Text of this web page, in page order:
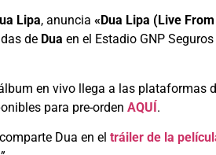
Lipa, anuncia «Dua Lipa (Live
de Dua en el Estadio GNP
en vivo llega a las plataformas
para pre-orden AQUÍ.
Dua en el tráiler de la